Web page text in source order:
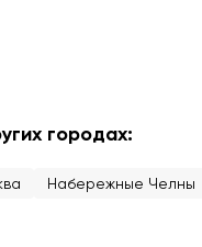
городах:
Набережные Челны